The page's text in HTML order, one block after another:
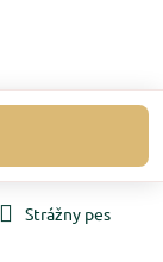
Strážny pes